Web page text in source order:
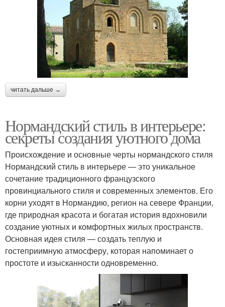
читать дальше →
Нормандский стиль в интерьере:
секреты создания уютного дома
Происхождение и основные черты нормандского стиля
Нормандский стиль в интерьере — это уникальное
сочетание традиционного французского
провинциального стиля и современных элементов. Его
корни уходят в Нормандию, регион на севере Франции,
где природная красота и богатая история вдохновили
создание уютных и комфортных жилых пространств.
Основная идея стиля — создать теплую и
гостеприимную атмосферу, которая напоминает о
простоте и изысканности одновременно.